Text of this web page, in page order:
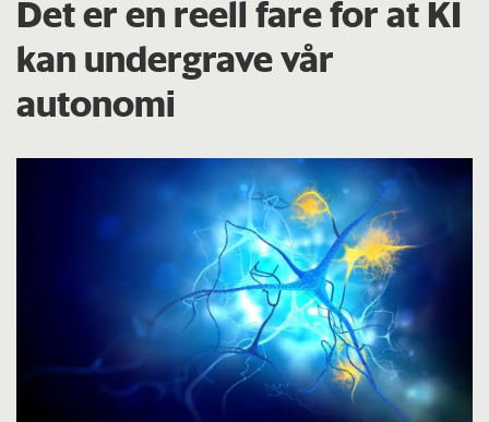
Det er en reell fare for at KI
kan undergrave vår
autonomi